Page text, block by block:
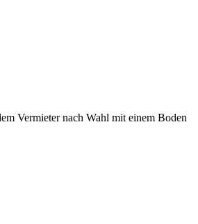
Vermieter nach Wahl mit einem Boden